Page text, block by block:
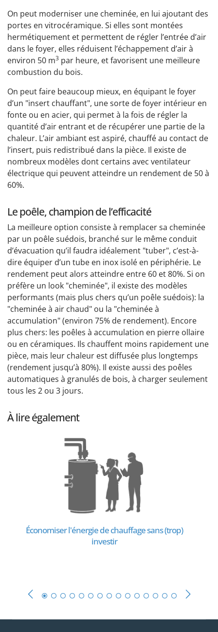
On peut moderniser une cheminée, en lui ajoutant des
portes en vitrocéramique. Si elles sont montées
hermétiquement et permettent de régler l’entrée d’air
dans le foyer, elles réduisent l’échappement d’air à
environ 50 m3 par heure, et favorisent une meilleure
combustion du bois.
On peut faire beaucoup mieux, en équipant le foyer
d’un "insert chauffant", une sorte de foyer intérieur en
fonte ou en acier, qui permet à la fois de régler la
quantité d’air entrant et de récupérer une partie de la
chaleur. L’air ambiant est aspiré, chauffé au contact de
l’insert, puis redistribué dans la pièce. Il existe de
nombreux modèles dont certains avec ventilateur
électrique qui peuvent atteindre un rendement de 50 à
60%.
Le poêle, champion de l’efficacité
La meilleure option consiste à remplacer sa cheminée
par un poêle suédois, branché sur le même conduit
d’évacuation qu’il faudra idéalement "tuber", c’est-à-
dire équiper d’un tube en inox isolé en périphérie. Le
rendement peut alors atteindre entre 60 et 80%. Si on
préfère un look "cheminée", il existe des modèles
performants (mais plus chers qu’un poêle suédois): la
"cheminée à air chaud" ou la "cheminée à
accumulation" (environ 75% de rendement). Encore
plus chers: les poêles à accumulation en pierre ollaire
ou en céramiques. Ils chauffent moins rapidement une
pièce, mais leur chaleur est diffusée plus longtemps
(rendement jusqu’à 80%). Il existe aussi des poêles
automatiques à granulés de bois, à charger seulement
tous les 2 ou 3 jours.
À lire également
Économiser l'énergie de chauffage sans (trop)
investir